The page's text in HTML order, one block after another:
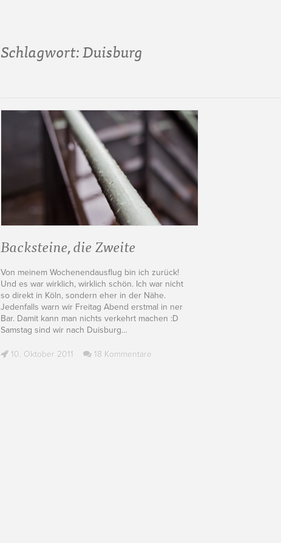
Schlagwort:Duisburg
Backsteine, die Zweite
Von meinem Wochenendausflug bin ich zurück!
Und es war wirklich, wirklich schön. Ich war nicht
so direkt in Köln, sondern eher in der Nähe.
Jedenfalls warn wir Freitag Abend erstmal in ner
Bar. Damit kann man nichts verkehrt machen :D
Samstag sind wir nach Duisburg…
10. Oktober 2011 18 Kommentare